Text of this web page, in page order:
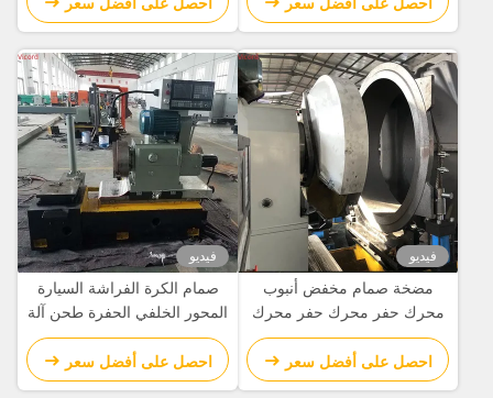
فيديو
مضخة صمام مخفض أنبوب
محرك حفر محرك حفر محرك
تحويل آلة CNC آلة الدوائر
احصل على أفضل سعر
فيديو
صمام الكرة الفراشة السيارة
المحور الخلفي الحفرة طحن آلة
تحويل / طاحونة تحويل Cnc
احصل على أفضل سعر